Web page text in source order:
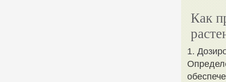
Как
1.